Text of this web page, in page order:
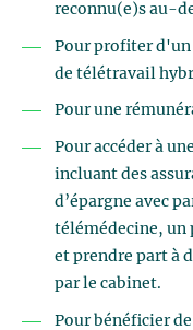
reconnu(e)s au-
Pour profiter
de télétravail
Pour une
Pour accéder à
incluant des
d’épargne avec
télémédecine, un
et prendre part à
par le cabinet.
Pour bénéficier